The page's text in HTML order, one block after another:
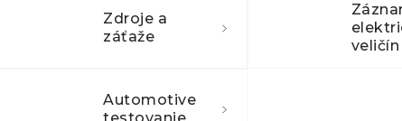
Zdroje a
záťaže
veličín
Automotive